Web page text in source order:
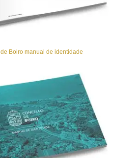
Boiro manual de identidade